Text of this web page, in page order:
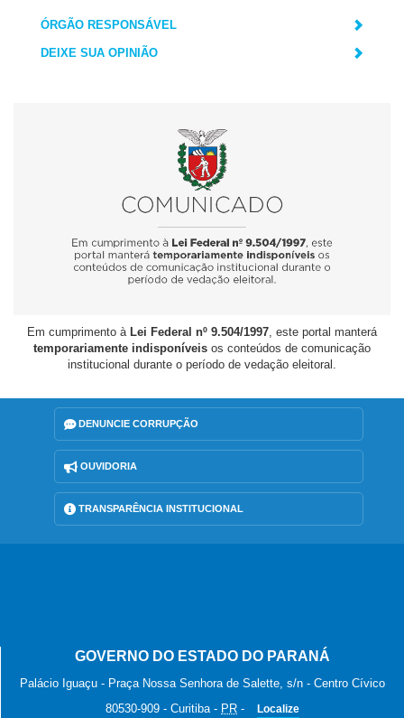
ÓRGÃO RESPONSÁVEL
DEIXE SUA OPINIÃO
Em cumprimento à Lei Federal nº 9.504/1997, este portal manterá
temporariamente indisponíveis os conteúdos de comunicação
institucional durante o período de vedação eleitoral.
DENUNCIE CORRUPÇÃO
OUVIDORIA
TRANSPARÊNCIA INSTITUCIONAL
GOVERNO DO ESTADO DO PARANÁ
Palácio Iguaçu - Praça Nossa Senhora de Salette, s/n - Centro Cívico
80530-909 - Curitiba- PR - Localize